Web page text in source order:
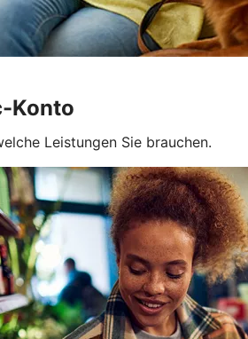
Konto
Leistungen Sie brauchen.